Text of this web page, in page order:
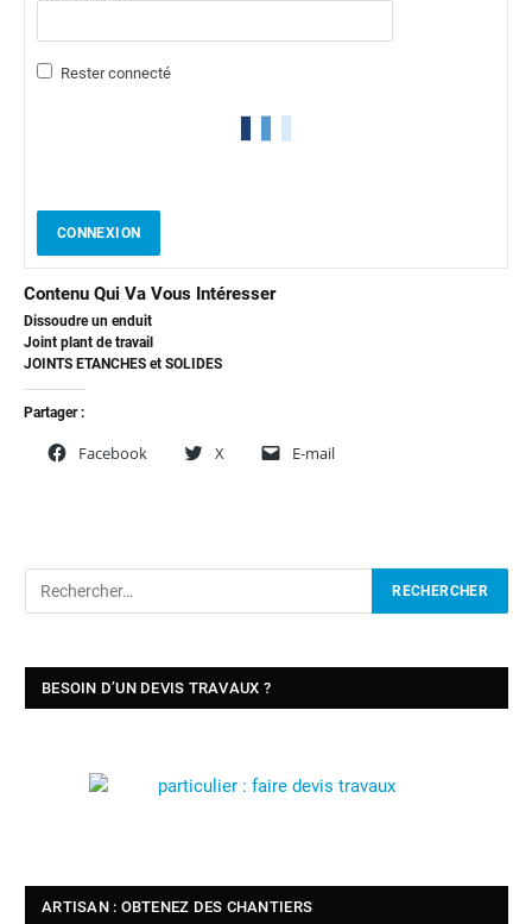
Rester connecté
CONNEXION
Contenu Qui Va Vous Intéresser
Dissoudre un enduit
Joint plant de travail
JOINTS ETANCHES et SOLIDES
Partager :
Facebook X E-mail
BESOIN D’UN DEVIS TRAVAUX ?
ARTISAN : OBTENEZ DES CHANTIERS